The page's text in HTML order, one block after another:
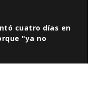
cuatro días en
"ya no